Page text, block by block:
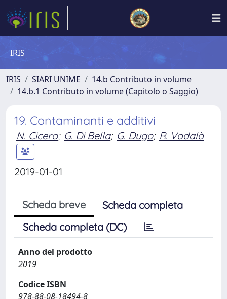
IRIS
IRIS SIARI UNIME
14.b Contributo in volume
14.b.1 Contributo in volume (Capitolo o Saggio)
19. Contaminanti e additivi
N. Cicero; G. Di Bella; G. Dugo; R. Vadalà
2019-01-01
Scheda breve
Scheda completa
Scheda completa (DC)
Anno del prodotto
2019
Codice ISBN
978-88-08-18494-8